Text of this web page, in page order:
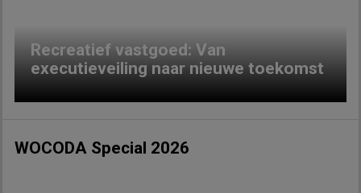
Recreatief vastgoed: Van
executieveiling naar nieuwe toekomst
WOCODA Special 2026